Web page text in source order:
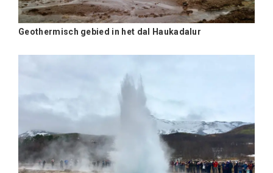
Geothermisch gebied in het dal Haukadalur